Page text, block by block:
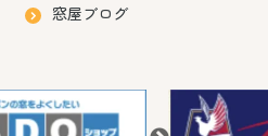
窓屋ブログ